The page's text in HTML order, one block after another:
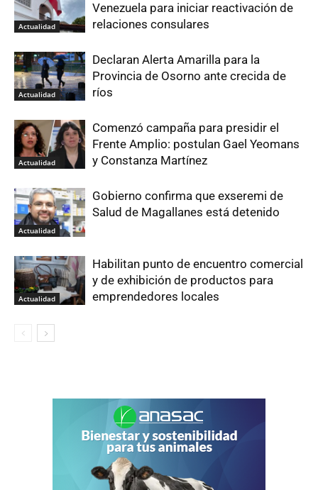
Actualidad
Venezuela para iniciar reactivación de
relaciones consulares
Actualidad
Declaran Alerta Amarilla para la
Provincia de Osorno ante crecida de
ríos
Actualidad
Comenzó campaña para presidir el
Frente Amplio: postulan Gael Yeomans
y Constanza Martínez
Actualidad
Gobierno confirma que exseremi de
Salud de Magallanes está detenido
Actualidad
Habilitan punto de encuentro comercial
y de exhibición de productos para
emprendedores locales